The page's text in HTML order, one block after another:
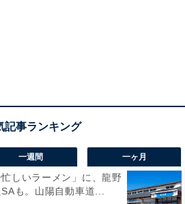
一週間 一ヶ月
忙しいラーメン」に、龍野
も。山陽自動車道...